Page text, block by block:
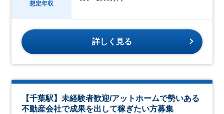
想定年収
詳しく見る
【千葉駅】未経験者歓迎/アットホームで勢いある
不動産会社で成果を出して稼ぎたい方募集